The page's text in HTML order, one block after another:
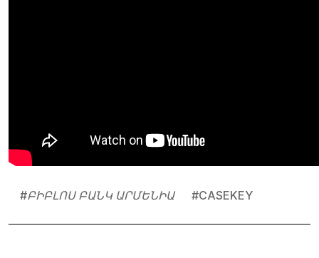
#ԲԻԲԼՈՍ ԲԱՆԿ ԱՐՄԵՆԻԱ #CASEKEY